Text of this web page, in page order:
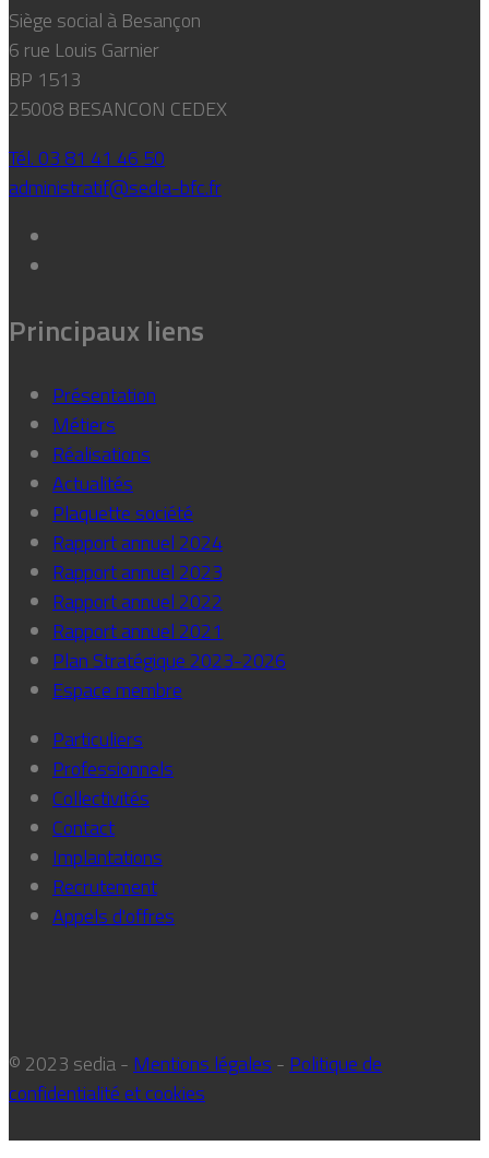
Siège social à Besançon
6 rue Louis Garnier
BP 1513
25008 BESANCON CEDEX
Tél. 03 81 41 46 50
administratif@sedia-bfc.fr
Principaux liens
Présentation
Métiers
Réalisations
Actualités
Plaquette société
Rapport annuel 2024
Rapport annuel 2023
Rapport annuel 2022
Rapport annuel 2021
Plan Stratégique 2023-2026
Espace membre
Particuliers
Professionnels
Collectivités
Contact
Implantations
Recrutement
Appels d'offres
© 2023 sedia - Mentions légales - Politique de
confidentialité et cookies